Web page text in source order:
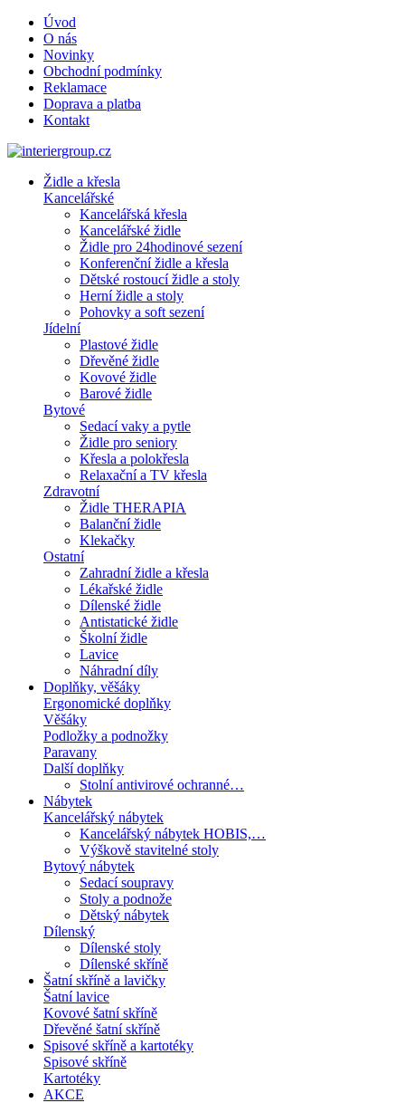
Úvod
O nás
Novinky
Obchodní podmínky
Reklamace
Doprava a platba
Kontakt
Židle a křesla
Kancelářské
Kancelářská křesla
Kancelářské židle
Židle pro 24hodinové sezení
Konferenční židle a křesla
Dětské rostoucí židle a stoly
Herní židle a stoly
Pohovky a soft sezení
Jídelní
Plastové židle
Dřevěné židle
Kovové židle
Barové židle
Bytové
Sedací vaky a pytle
Židle pro seniory
Křesla a polokřesla
Relaxační a TV křesla
Zdravotní
Židle THERAPIA
Balanční židle
Klekačky
Ostatní
Zahradní židle a křesla
Lékařské židle
Dílenské židle
Antistatické židle
Školní židle
Lavice
Náhradní díly
Doplňky, věšáky
Ergonomické doplňky
Věšáky
Podložky a podnožky
Paravany
Další doplňky
Stolní antivirové ochranné…
Nábytek
Kancelářský nábytek
Kancelářský nábytek HOBIS,…
Výškově stavitelné stoly
Bytový nábytek
Sedací soupravy
Stoly a podnože
Dětský nábytek
Dílenský
Dílenské stoly
Dílenské skříně
Šatní skříně a lavičky
Šatní lavice
Kovové šatní skříně
Dřevěné šatní skříně
Spisové skříně a kartotéky
Spisové skříně
Kartotéky
AKCE